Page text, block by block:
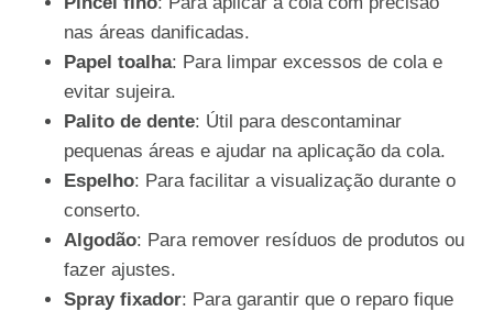
nas áreas danificadas.
Papel toalha: Para limpar excessos de cola e
evitar sujeira.
Palito de dente: Útil para descontaminar
pequenas áreas e ajudar na aplicação da cola.
Espelho: Para facilitar a visualização durante o
conserto.
Algodão: Para remover resíduos de produtos ou
fazer ajustes.
Spray fixador: Para garantir que o reparo fique